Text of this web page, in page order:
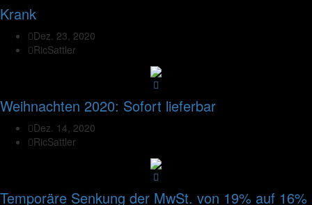
Krank
Dez. 23, 2020
RicSattler
Weihnachten 2020: Sofort lieferbar
Dez. 14, 2020
RicSattler
Temporäre Senkung der MwSt. von 19% auf 16%